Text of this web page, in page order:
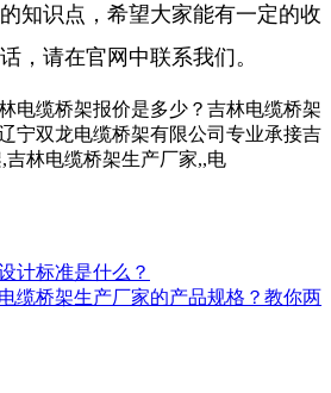
知识点，希望大家能有一定的收
，请在官网中联系我们。
电缆桥架报价是多少？吉林电缆桥架
宁双龙电缆桥架有限公司专业承接吉
林电缆桥架生产厂家,,电
计标准是什么？
缆桥架生产厂家的产品规格？教你两